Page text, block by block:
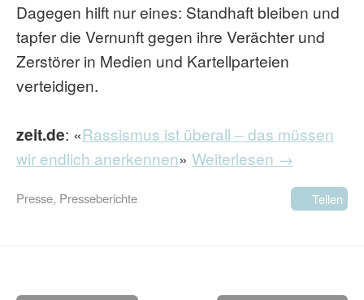
Dagegen hilft nur eines: Standhaft bleiben und
tapfer die Vernunft gegen ihre Verächter und
Zerstörer in Medien und Kartellparteien
verteidigen.
zeit.de: «Rassismus ist überall – das müssen
wir endlich anerkennen» Weiterlesen →
Presse, Presseberichte Teilen